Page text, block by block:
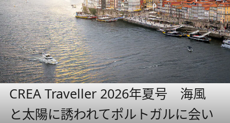
CREA Traveller 2026年夏号 海風
と太陽に誘われてポルトガルに会い